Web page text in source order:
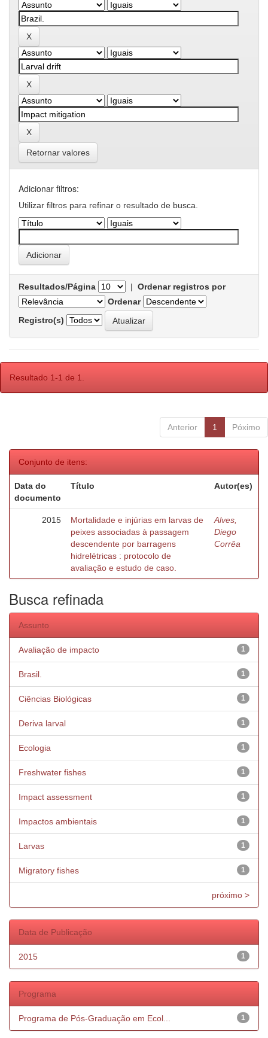
Retornar valores
Adicionar filtros:
Utilizar filtros para refinar o resultado de busca.
Resultados/Página | Ordenar registros por
Ordenar
Registro(s)
Resultado 1-1 de 1.
Anterior 1 Póximo
Conjunto de itens:
Data do
documento
Título Autor(es)
2015
Mortalidade e injúrias em larvas de
peixes associadas à passagem
descendente por barragens
hidrelétricas : protocolo de
avaliação e estudo de caso.
Alves,
Diego
Corrêa
Busca refinada
Assunto
1
Avaliação de impacto
1
Brasil.
1
Ciências Biológicas
1
Deriva larval
1
Ecologia
1
Freshwater fishes
1
Impact assessment
1
Impactos ambientais
1
Larvas
1
Migratory fishes
próximo >
Data de Publicação
1
2015
Programa
1
Programa de Pós-Graduação em Ecol...